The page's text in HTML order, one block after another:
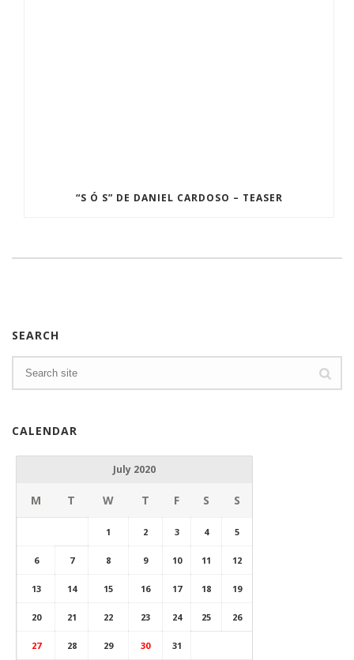
“S Ó S” DE DANIEL CARDOSO – TEASER
SEARCH
CALENDAR
July 2020
M T W T F S S
1 2 3 4 5
6 7 8 9 10 11 12
13 14 15 16 17 18 19
20 21 22 23 24 25 26
27 28 29 30 31